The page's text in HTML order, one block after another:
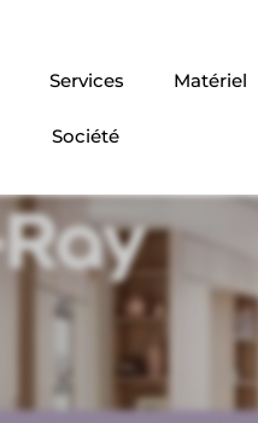
Services Matériel
Société